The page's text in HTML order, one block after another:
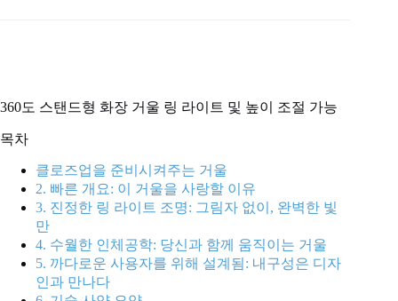
360도 스탠드형 화장 거울 링 라이트 및 높이 조절 가능
목차
클로즈업을 준비시켜주는 거울
2. 빠른 개요: 이 거울을 사랑할 이유
3. 진정한 링 라이트 조명: 그림자 없이, 완벽한 빛
만
4. 수월한 인체공학: 당신과 함께 움직이는 거울
5. 까다로운 사용자를 위해 설계됨: 내구성은 디자
인과 만나다